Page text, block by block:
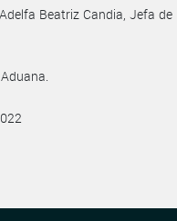
Beatriz Candia, Jefa de